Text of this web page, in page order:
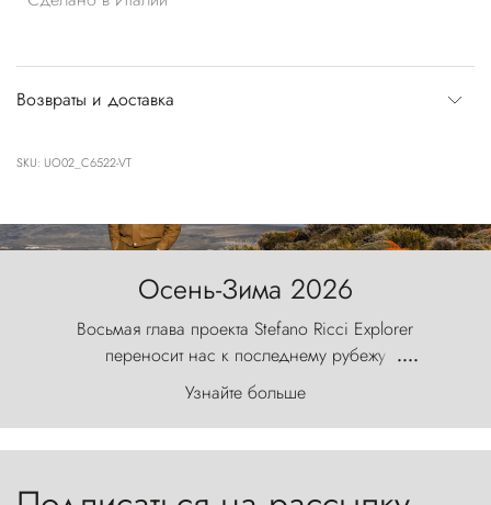
Возвраты и доставка
SKU: UO02_C6522-VT
Осень-Зима 2026
Восьмая глава проекта Stefano Ricci Explorer
переносит нас к последнему рубежу
первозданного мира, где ветер с
первобытной яростью ваяет ландшафт, а пики
Торрес-дель-Пайне, словно каменные стражи,
....
Узнайте больше